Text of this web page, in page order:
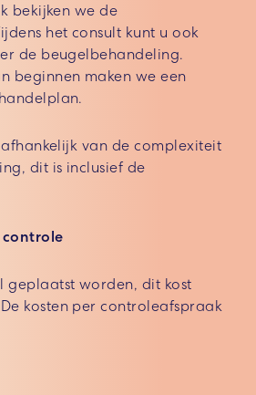
bekijken we de
het consult kunt u ook
de beugelbehandeling.
beginnen maken we een
afhankelijk van de complexiteit
dit is inclusief de
controle
geplaatst worden, dit kost
kosten per controleafspraak